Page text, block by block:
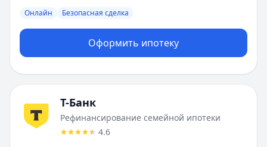
Онлайн Безопасная сделка
Оформить ипотеку
Т-Банк
Рефинансирование семейной ипотеки
4.6